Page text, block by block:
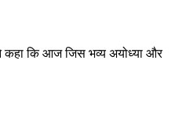
कहा कि आज जिस भव्य अयोध्या और